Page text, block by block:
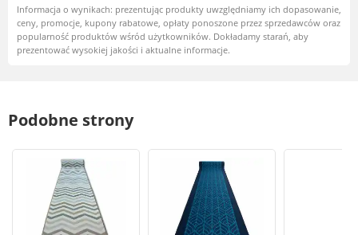
Informacja o wynikach: prezentując produkty uwzględniamy ich dopasowanie,
ceny, promocje, kupony rabatowe, opłaty ponoszone przez sprzedawców oraz
popularność produktów wśród użytkowników. Dokładamy starań, aby
prezentować wysokiej jakości i aktualne informacje.
Podobne strony